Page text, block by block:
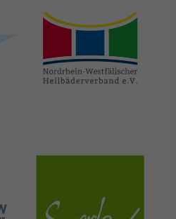
heilbaeder.de
sauerland.co